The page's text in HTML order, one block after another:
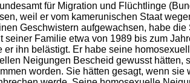
für Migration und Flüchtlinge
weil er vom kamerunischen Staat
Geschwistern aufgewachsen, habe
seiner Familie etwa von 1989 bis zum
ihn belästigt. Er habe seine
Neigungen Bescheid gewusst
worden. Sie hätten gesagt, wenn